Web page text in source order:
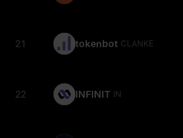
21 tokenbot CLANKER
22 INFINIT IN